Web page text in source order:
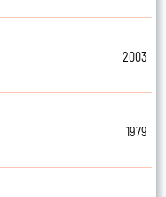
2003
1979